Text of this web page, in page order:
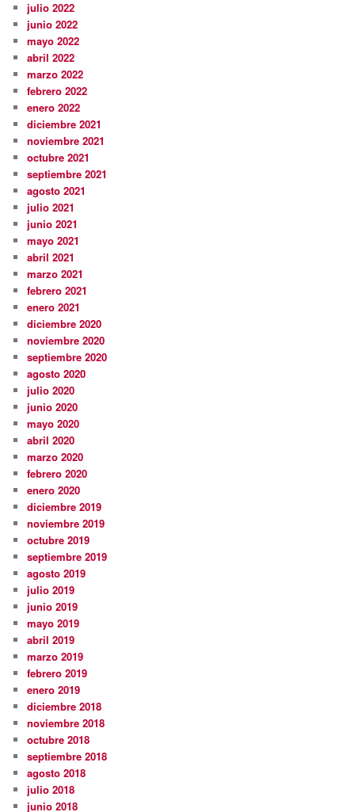
julio 2022
junio 2022
mayo 2022
abril 2022
marzo 2022
febrero 2022
enero 2022
diciembre 2021
noviembre 2021
octubre 2021
septiembre 2021
agosto 2021
julio 2021
junio 2021
mayo 2021
abril 2021
marzo 2021
febrero 2021
enero 2021
diciembre 2020
noviembre 2020
septiembre 2020
agosto 2020
julio 2020
junio 2020
mayo 2020
abril 2020
marzo 2020
febrero 2020
enero 2020
diciembre 2019
noviembre 2019
octubre 2019
septiembre 2019
agosto 2019
julio 2019
junio 2019
mayo 2019
abril 2019
marzo 2019
febrero 2019
enero 2019
diciembre 2018
noviembre 2018
octubre 2018
septiembre 2018
agosto 2018
julio 2018
junio 2018